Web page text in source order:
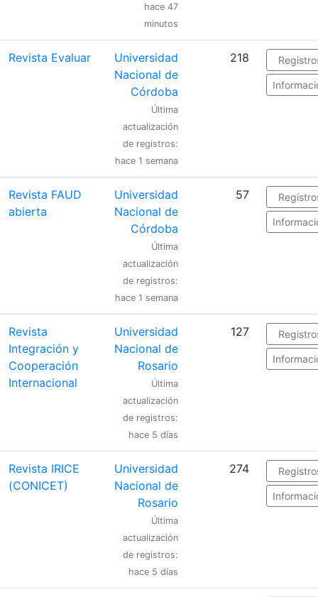
hace 47
minutos
Revista Evaluar
Universidad
Nacional de
Córdoba
Última
actualización
de registros:
hace 1 semana
218
Revista FAUD
abierta
Universidad
Nacional de
Córdoba
Última
actualización
de registros:
hace 1 semana
57
Revista
Integración y
Cooperación
Internacional
Universidad
Nacional de
Rosario
Última
actualización
de registros:
hace 5 días
127
Revista IRICE
(CONICET)
Universidad
Nacional de
Rosario
Última
actualización
de registros:
hace 5 días
274